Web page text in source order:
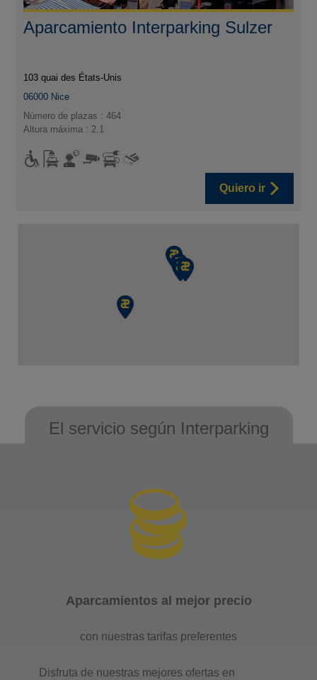
Aparcamiento Interparking Sulzer
103 quai des États-Unis
06000 Nice
Número de plazas : 464
Altura máxima : 2,1
Quiero ir
El servicio según Interparking
Aparcamientos al mejor precio
con nuestras tarifas preferentes
Disfruta de nuestras mejores ofertas en